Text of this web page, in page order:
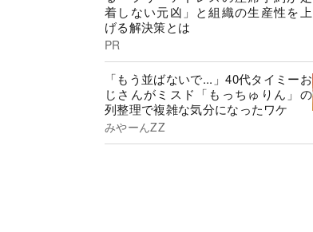
着しない元凶」と組織の生産性を上
げる解決策とは
PR
「もう並ばないで...」40代タイミーお
じさんがミスド「もっちゅりん」の
列整理で複雑な気分になったワケ
みやーんZZ